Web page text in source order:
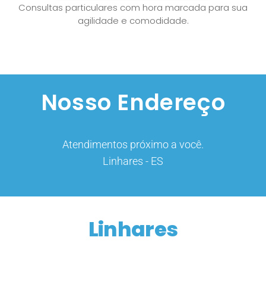
Consultas particulares com hora marcada para sua
agilidade e comodidade.
Nosso Endereço
Atendimentos próximo a você.
Linhares - ES
Linhares